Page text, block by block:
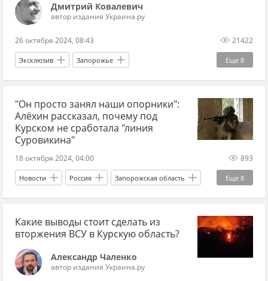
ракеты Герань Польша
Дмитрий Ковалевич
автор издания Украина.ру
26 октября 2024, 08:43 21422
Еще 8
Эксклюзив Запорожье
Владимир Зеленский Селидово
Игорь Мосийчук Александр Дубинский
Вооруженные силы Украины Курахово
военные
"Он просто занял наши опорники":
Алёхин рассказал, почему под
Курском не сработала "линия
Суровикина"
18 октября 2024, 04:00 893
Еще 8
Новости Россия Запорожская область
Курская область оборона Курск
детали СВО Спецоперация
контрнаступление укрепления
Какие выводы стоит сделать из
вторжения ВСУ в Курскую область?
Александр Чаленко
автор издания Украина.ру